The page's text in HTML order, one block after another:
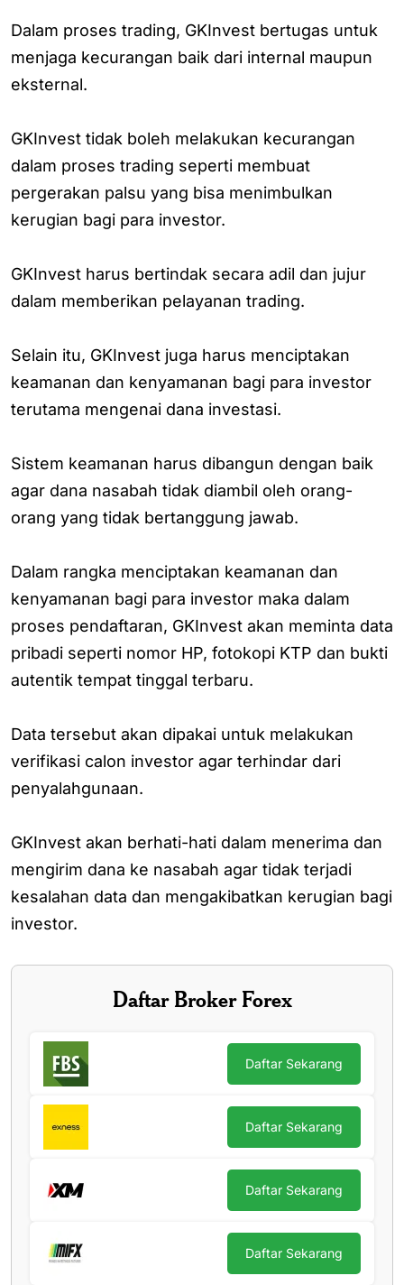
Dalam proses trading, GKInvest bertugas untuk
menjaga kecurangan baik dari internal maupun
eksternal.
GKInvest tidak boleh melakukan kecurangan
dalam proses trading seperti membuat
pergerakan palsu yang bisa menimbulkan
kerugian bagi para investor.
GKInvest harus bertindak secara adil dan jujur
dalam memberikan pelayanan trading.
Selain itu, GKInvest juga harus menciptakan
keamanan dan kenyamanan bagi para investor
terutama mengenai dana investasi.
Sistem keamanan harus dibangun dengan baik
agar dana nasabah tidak diambil oleh orang-
orang yang tidak bertanggung jawab.
Dalam rangka menciptakan keamanan dan
kenyamanan bagi para investor maka dalam
proses pendaftaran, GKInvest akan meminta data
pribadi seperti nomor HP, fotokopi KTP dan bukti
autentik tempat tinggal terbaru.
Data tersebut akan dipakai untuk melakukan
verifikasi calon investor agar terhindar dari
penyalahgunaan.
GKInvest akan berhati-hati dalam menerima dan
mengirim dana ke nasabah agar tidak terjadi
kesalahan data dan mengakibatkan kerugian bagi
investor.
Daftar Broker Forex
Daftar Sekarang
Daftar Sekarang
Daftar Sekarang
Daftar Sekarang